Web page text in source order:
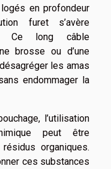
en profondeur
furet s’avère
Ce long câble
brosse ou d’une
les amas
endommager la
l’utilisation
peut être
organiques.
ces substances